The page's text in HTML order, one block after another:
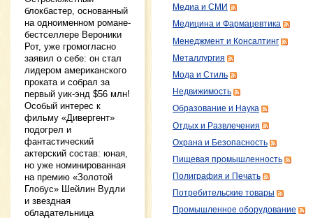
блокбастер, основанный
на одноименном романе-
бестселлере Вероники
Рот, уже громогласно
заявил о себе: он стал
лидером американского
проката и собрал за
первый уик-энд $56 млн!
Особый интерес к
фильму «Дивергент»
подогрел и
фантастический
актерский состав: юная,
но уже номинированная
на премию «Золотой
Глобус» Шейлин Вудли
и звездная
обладательница
Медиа и СМИ
Медицина и Фармацевтика
Менеджмент и Консалтинг
Металлургия
Мода и Стиль
Недвижимость
Образование и Наука
Отдых и Развлечения
Охрана и Безопасность
Пищевая промышленность
Полиграфия и Печать
Потребительские товары
Промышленное оборудование